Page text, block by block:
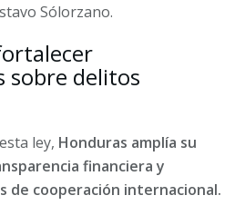
Sólorzano.
sobre delitos
ley, Honduras amplía su
financiera y
de cooperación internacional.